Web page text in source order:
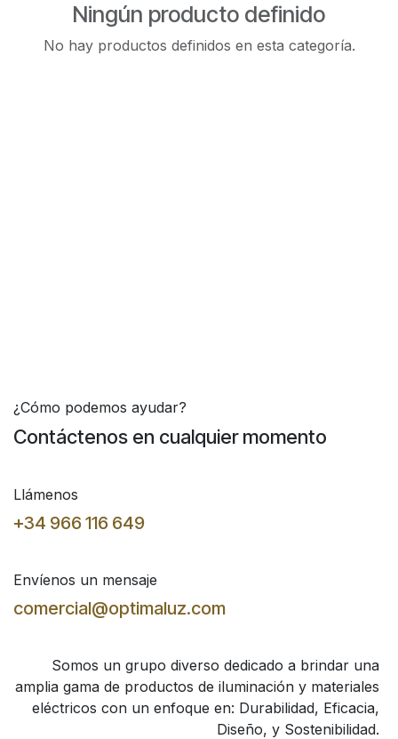
Ningún producto definido
No hay productos definidos en esta categoría.
¿Cómo podemos ayudar?
Contáctenos en cualquier momento
Llámenos
+34 966 116 649
Envíenos un mensaje
comercial@optimaluz.com
Somos un grupo diverso dedicado a brindar una
amplia gama de productos de iluminación y materiales
eléctricos con un enfoque en: Durabilidad, Eficacia,
Diseño, y Sostenibilidad.